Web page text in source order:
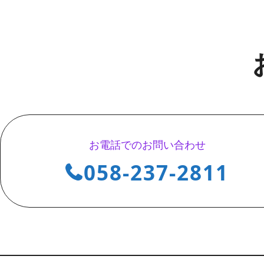
お電話でのお問い合わせ
058-237-2811